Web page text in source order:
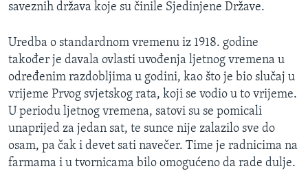
saveznih država koje su činile Sjedinjene Države.
Uredba o standardnom vremenu iz 1918. godine
također je davala ovlasti uvođenja ljetnog vremena u
određenim razdobljima u godini, kao što je bio slučaj u
vrijeme Prvog svjetskog rata, koji se vodio u to vrijeme.
U periodu ljetnog vremena, satovi su se pomicali
unaprijed za jedan sat, te sunce nije zalazilo sve do
osam, pa čak i devet sati navečer. Time je radnicima na
farmama i u tvornicama bilo omogućeno da rade dulje.